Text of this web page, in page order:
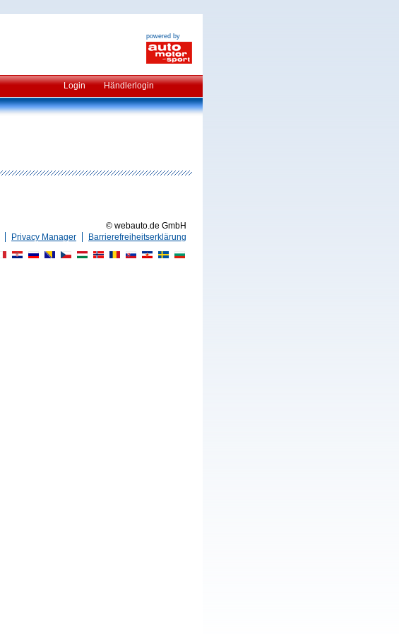
powered by
Login Händlerlogin
© webauto.de GmbH
Privacy Manager
Barrierefreiheitserklärung